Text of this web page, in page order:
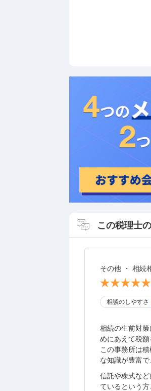
この税理士
その他 ・ 相続
相談のしやすさ
相続の生前対
めにあえて税
この事務所は
な知識が豊富
信託や株式な
ているという